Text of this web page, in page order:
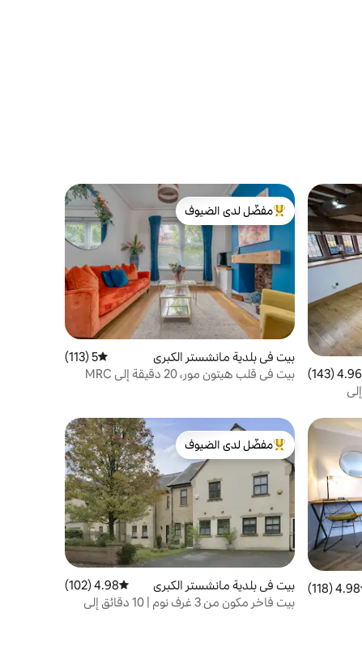
4.96 من 5، 143 مراجعات4.96 (143)
من أبرز البيوت المفضّلة لدى الضيوف
مفضّل لدى الضيوف
بيت في بلدية مانشستر الكبرى متوسط التقييم 5 من 5، 113 مراجعات
5 (113)
بيت في قلب هيتون مور، 20 دقيقة إلى MRC
التقييم 4.98 من 5، 118 مراجعات
4.98 (118)
من أبرز البيوت المفضّلة لدى الضيوف
مفضّل لدى الضيوف
بيت في بلدية مانشستر الكبرى متوسط التقييم 4.98 من 5، 102 مراجعات
4.98 (102)
بيت فاخر مكون من 3 غرف نوم | 10 دقائق إلى